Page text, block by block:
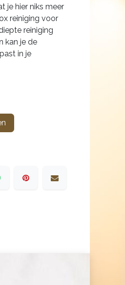
je hier niks meer
reiniging voor
reiniging
kan je de
in je